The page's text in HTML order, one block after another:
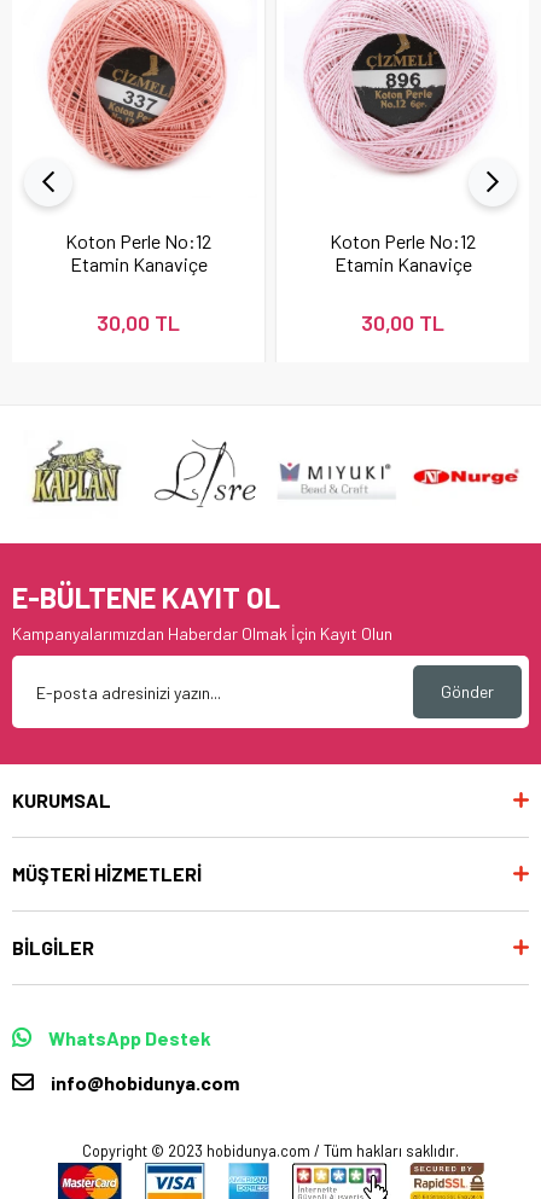
Koton Perle No:12
Etamin Kanaviçe
30,00 TL
Koton Perle No:12
Etamin Kanaviçe
30,00 TL
E-BÜLTENE KAYIT OL
Kampanyalarımızdan Haberdar Olmak İçin Kayıt Olun
Gönder
KURUMSAL
MÜŞTERİ HİZMETLERİ
BİLGİLER
WhatsApp Destek
info@hobidunya.com
Copyright © 2023 hobidunya.com / Tüm hakları saklıdır.